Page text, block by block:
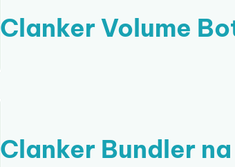
Clanker Volume
Clanker Bundler